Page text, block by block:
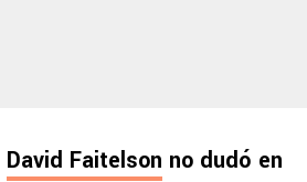
David Faitelson no dudó en